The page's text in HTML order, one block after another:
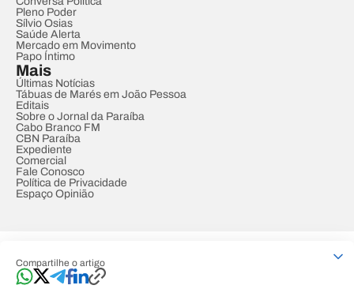
Compartilhe o artigo
Pleno Poder
Sílvio Osias
Saúde Alerta
Mercado em Movimento
Papo Íntimo
Mais
Últimas Notícias
Tábuas de Marés em João Pessoa
Editais
Sobre o Jornal da Paraíba
Cabo Branco FM
CBN Paraíba
Expediente
Comercial
Fale Conosco
Política de Privacidade
Espaço Opinião
Developed by Designed by